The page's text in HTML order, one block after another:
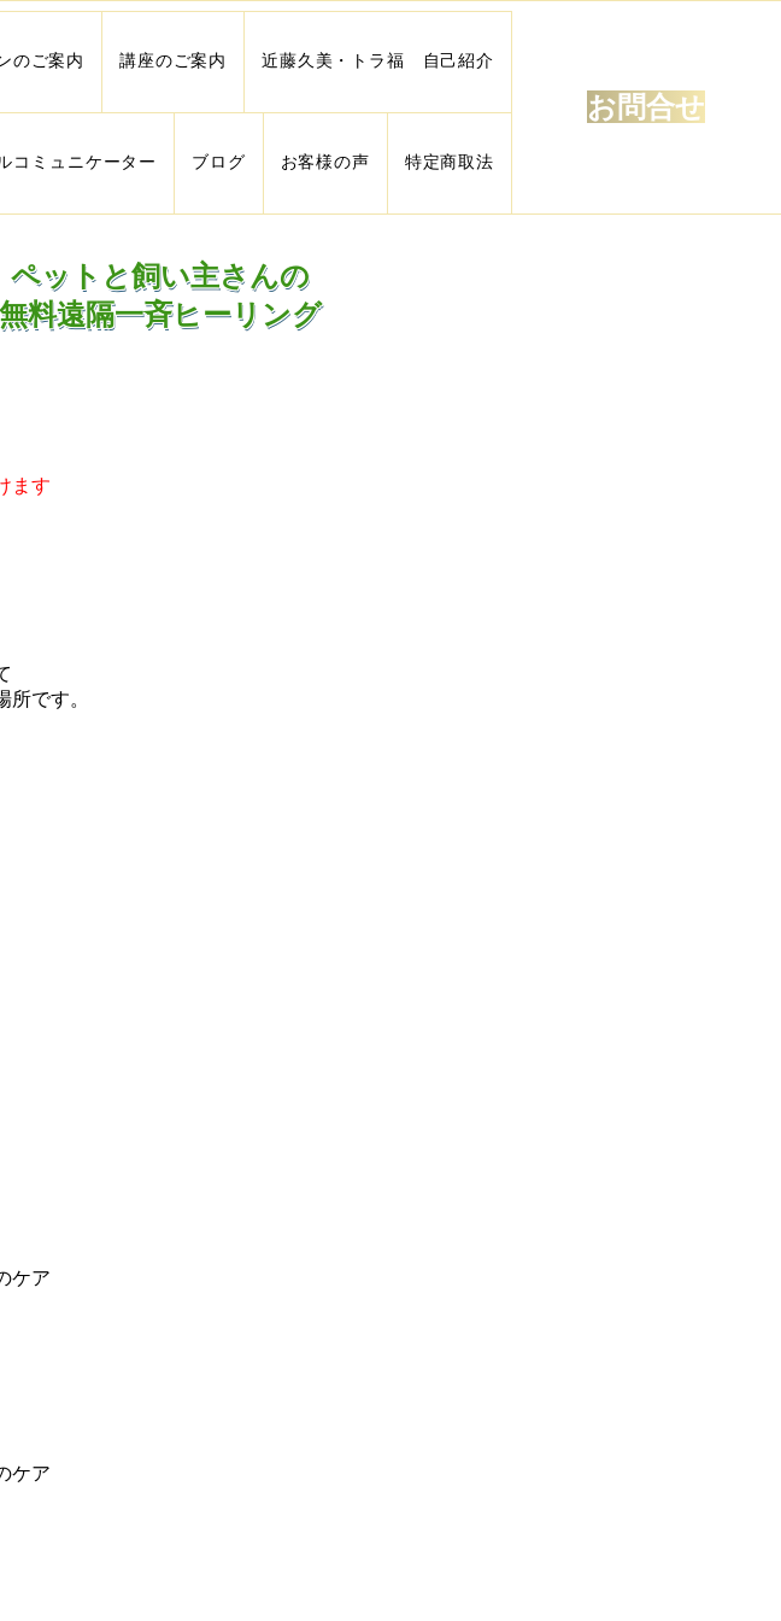
のご案内 講座のご案内 近藤久美・トラ福 自己紹介
コミュニケーター ブログ お客様の声 特定商取法
お問合せ
ペットと飼い主さんの
無料遠隔一斉ヒーリング
ます
です。
ケア
ケア